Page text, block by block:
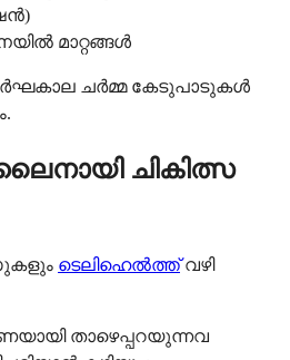
മാറ്റങ്ങൾ
ചർമ്മ കേടുപാടുകൾ
ചികിത്സ
ടെലിഹെൽത്ത്വഴി
താഴെപ്പറയുന്നവ